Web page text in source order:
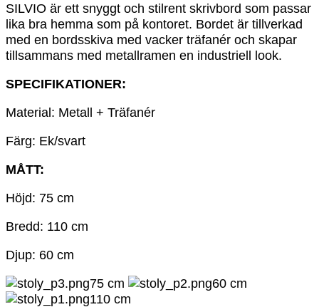
SILVIO är ett snyggt och stilrent skrivbord som passar
lika bra hemma som på kontoret. Bordet är tillverkad
med en bordsskiva med vacker träfanér och skapar
tillsammans med metallramen en industriell look.
SPECIFIKATIONER:
Material: Metall + Träfanér
Färg: Ek/svart
MÅTT:
Höjd: 75 cm
Bredd: 110 cm
Djup: 60 cm
75 cm
60 cm
110 cm